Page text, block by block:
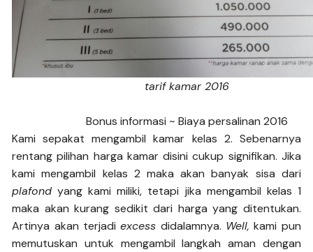
tarif kamar 2016
Bonus informasi ~ Biaya persalinan 2016
Kami sepakat mengambil kamar kelas 2. Sebenarnya
rentang pilihan harga kamar disini cukup signifikan. Jika
kami mengambil kelas 2 maka akan banyak sisa dari
plafond yang kami miliki, tetapi jika mengambil kelas 1
maka akan kurang sedikit dari harga yang ditentukan.
Artinya akan terjadiexcess didalamnya. Well, kami pun
memutuskan untuk mengambil langkah aman dengan